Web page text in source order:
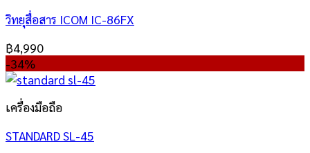
วิทยุสื่อสาร ICOM IC-86FX
฿4,990
-34%
เครื่องมือถือ
STANDARD SL-45